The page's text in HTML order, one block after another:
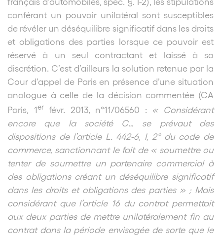
conférant un pouvoir unilatéral sont susceptibles
de révéler un déséquilibre significatif dans les droits
et obligations des parties lorsque ce pouvoir est
réservé à un seul contractant et laissé à sa
discrétion. C’est d’ailleurs la solution retenue par la
Cour d’appel de Paris en présence d’une situation
analogue à celle de la décision commentée (CA
Paris, 1erfévr. 2013, n°11/06560 : « Considérant
encore que la société C… se prévaut des
dispositions de l’article L. 442-6, I, 2° du code de
commerce, sanctionnant le fait de « soumettre ou
tenter de soumettre un partenaire commercial à
des obligations créant un déséquilibre significatif
dans les droits et obligations des parties » ; Mais
considérant que l’article 16 du contrat permettait
aux deux parties de mettre unilatéralement fin au
contrat dans la période envisagée de sorte que le